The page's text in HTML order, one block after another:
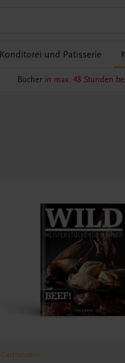
Konditorei und Patisserie
Bücher in max. 48 Stunden
Gastronomie